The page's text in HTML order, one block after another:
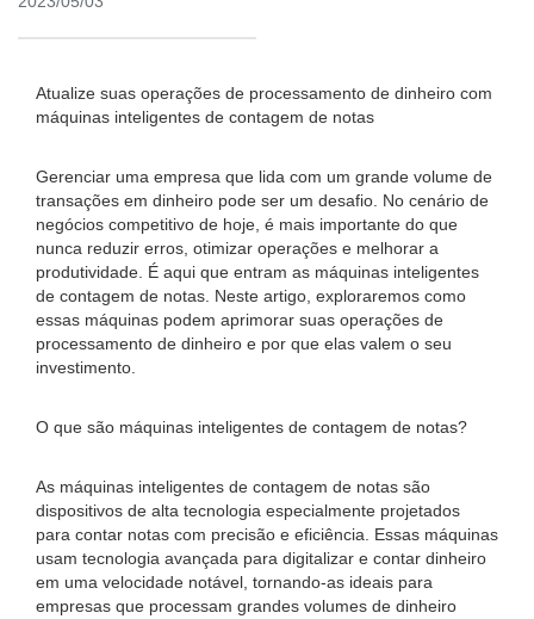
Atualize suas operações de processamento de dinheiro com
máquinas inteligentes de contagem de notas
Gerenciar uma empresa que lida com um grande volume de
transações em dinheiro pode ser um desafio. No cenário de
negócios competitivo de hoje, é mais importante do que
nunca reduzir erros, otimizar operações e melhorar a
produtividade. É aqui que entram as máquinas inteligentes
de contagem de notas. Neste artigo, exploraremos como
essas máquinas podem aprimorar suas operações de
processamento de dinheiro e por que elas valem o seu
investimento.
O que são máquinas inteligentes de contagem de notas?
As máquinas inteligentes de contagem de notas são
dispositivos de alta tecnologia especialmente projetados
para contar notas com precisão e eficiência. Essas máquinas
usam tecnologia avançada para digitalizar e contar dinheiro
em uma velocidade notável, tornando-as ideais para
empresas que processam grandes volumes de dinheiro